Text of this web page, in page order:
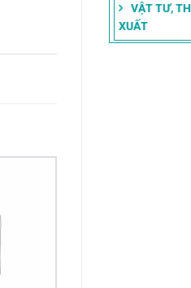
VẬT TƯ,
XUẤT